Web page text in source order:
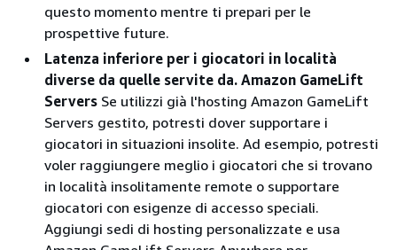
questo momento mentre ti prepari per le
prospettive future.
Latenza inferiore per i giocatori in località
diverse da quelle servite da. Amazon GameLift
Servers Se utilizzi già l'hosting Amazon GameLift
Servers gestito, potresti dover supportare i
giocatori in situazioni insolite. Ad esempio, potresti
voler raggiungere meglio i giocatori che si trovano
in località insolitamente remote o supportare
giocatori con esigenze di accesso speciali.
Aggiungi sedi di hosting personalizzate e usa